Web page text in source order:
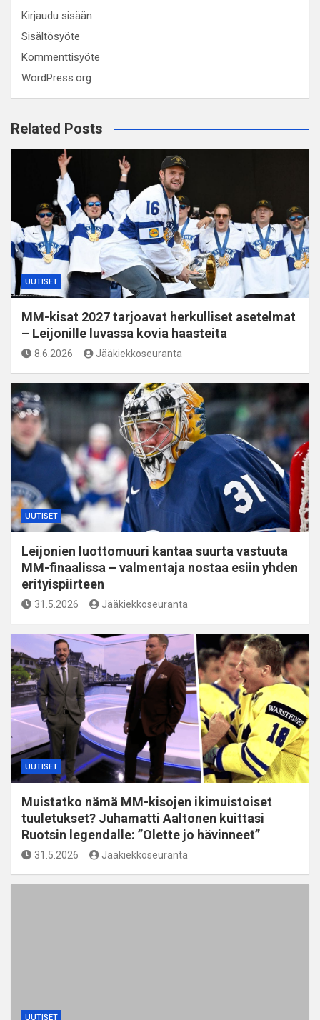
Kirjaudu sisään
Sisältösyöte
Kommenttisyöte
WordPress.org
Related Posts
UUTISET
MM-kisat 2027 tarjoavat herkulliset asetelmat
– Leijonille luvassa kovia haasteita
8.6.2026 Jääkiekkoseuranta
UUTISET
Leijonien luottomuuri kantaa suurta vastuuta
MM-finaalissa – valmentaja nostaa esiin yhden
erityispiirteen
31.5.2026 Jääkiekkoseuranta
UUTISET
Muistatko nämä MM-kisojen ikimuistoiset
tuuletukset? Juhamatti Aaltonen kuittasi
Ruotsin legendalle: ”Olette jo hävinneet”
31.5.2026 Jääkiekkoseuranta
UUTISET